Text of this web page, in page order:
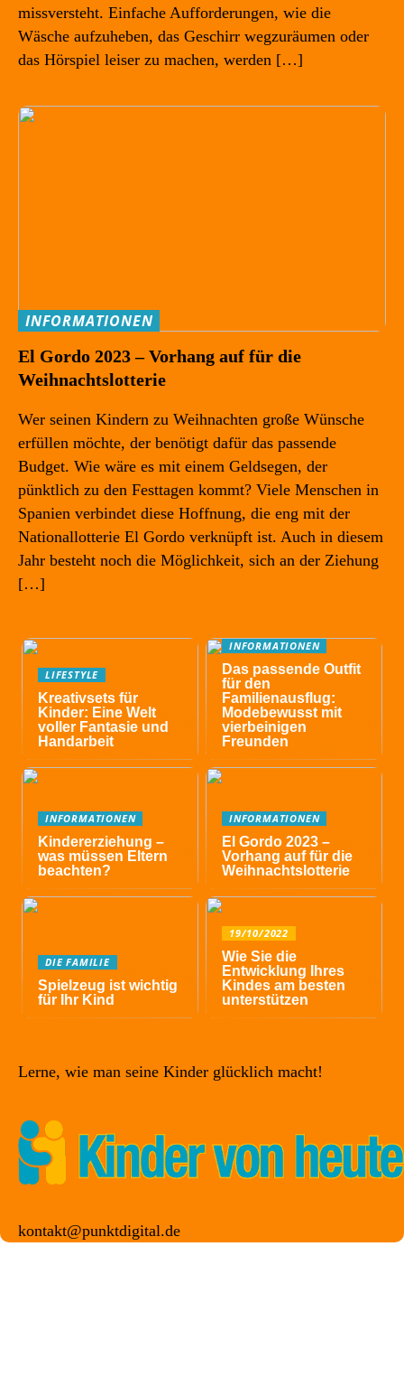
missversteht. Einfache Aufforderungen, wie die
Wäsche aufzuheben, das Geschirr wegzuräumen oder
das Hörspiel leiser zu machen, werden […]
INFORMATIONEN
El Gordo 2023 – Vorhang auf für die
Weihnachtslotterie
Wer seinen Kindern zu Weihnachten große Wünsche
erfüllen möchte, der benötigt dafür das passende
Budget. Wie wäre es mit einem Geldsegen, der
pünktlich zu den Festtagen kommt? Viele Menschen in
Spanien verbindet diese Hoffnung, die eng mit der
Nationallotterie El Gordo verknüpft ist. Auch in diesem
Jahr besteht noch die Möglichkeit, sich an der Ziehung
[…]
LIFESTYLE
Kreativsets für
Kinder: Eine Welt
voller Fantasie und
Handarbeit
INFORMATIONEN
Das passende Outfit
für den
Familienausflug:
Modebewusst mit
vierbeinigen
Freunden
INFORMATIONEN
Kindererziehung –
was müssen Eltern
beachten?
INFORMATIONEN
El Gordo 2023 –
Vorhang auf für die
Weihnachtslotterie
DIE FAMILIE
Spielzeug ist wichtig
für Ihr Kind
19/10/2022
Wie Sie die
Entwicklung Ihres
Kindes am besten
unterstützen
Lerne, wie man seine Kinder glücklich macht!
kontakt@punktdigital.de